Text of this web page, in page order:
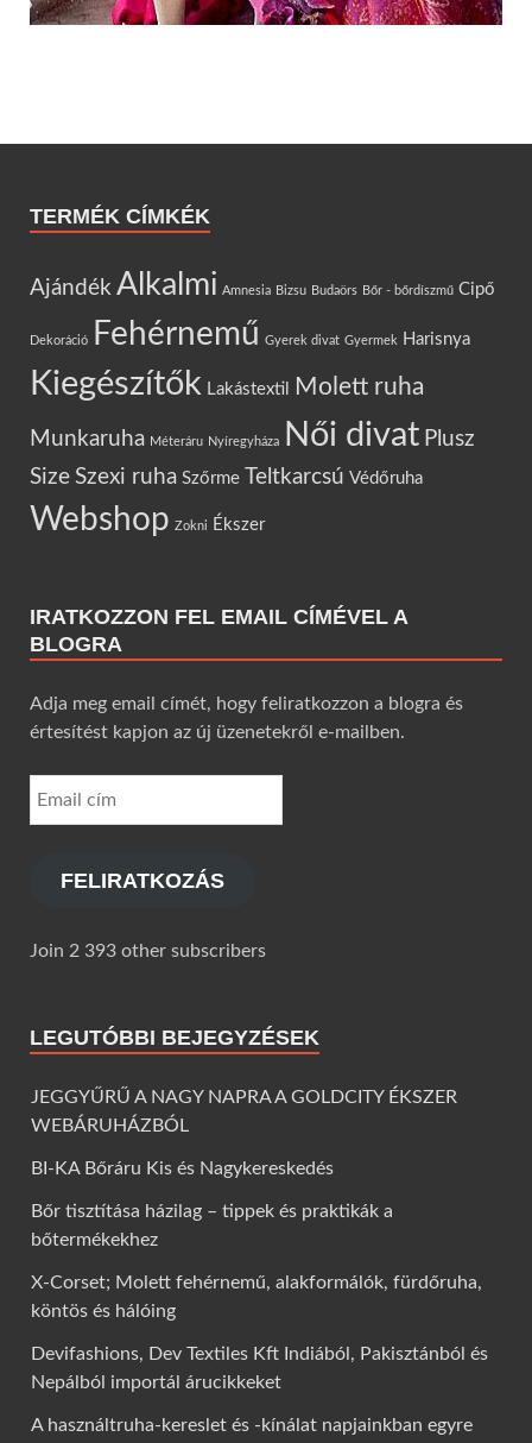
TERMÉK CÍMKÉK
Ajándék Alkalmi Amnesia Bizsu Budaörs Bőr - bőrdíszmű Cipő
Dekoráció Fehérnemű Gyerek divat Gyermek Harisnya
Kiegészítők Lakástextil Molett ruha
Munkaruha Méteráru Nyíregyháza Női divat Plusz
Size Szexi ruha Szőrme Teltkarcsú Védőruha
Webshop Zokni Ékszer
IRATKOZZON FEL EMAIL CÍMÉVEL A
BLOGRA
Adja meg email címét, hogy feliratkozzon a blogra és
értesítést kapjon az új üzenetekről e-mailben.
FELIRATKOZÁS
Join 2 393 other subscribers
LEGUTÓBBI BEJEGYZÉSEK
JEGGYŰRŰ A NAGY NAPRA A GOLDCITY ÉKSZER
WEBÁRUHÁZBÓL
BI-KA Bőráru Kis és Nagykereskedés
Bőr tisztítása házilag – tippek és praktikák a
bőtermékekhez
X-Corset; Molett fehérnemű, alakformálók, fürdőruha,
köntös és hálóing
Devifashions, Dev Textiles Kft Indiából, Pakisztánból és
Nepálból importál árucikkeket
A használtruha-kereslet és -kínálat napjainkban egyre